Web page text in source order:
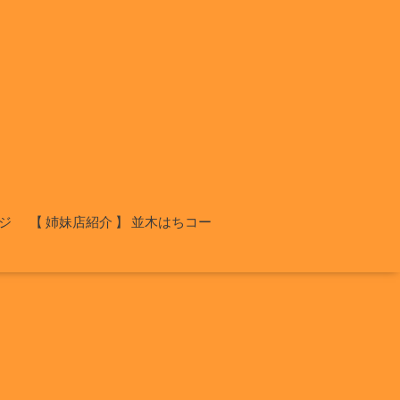
【 姉妹店紹介 】 並木はちコー